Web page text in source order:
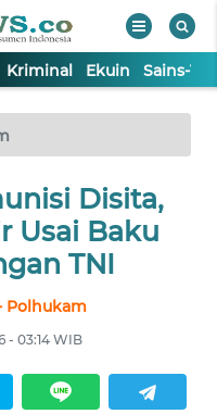
Kriminal Ekuin Sains-
Disita,
Usai Baku
TNI
Polhukam
- 03:14 WIB